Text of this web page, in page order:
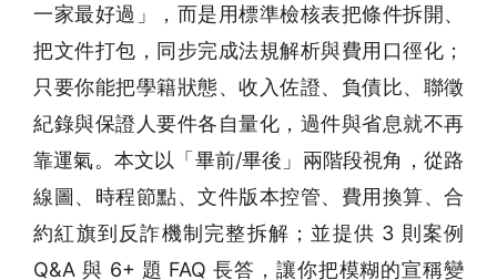
一家最好過」，而是用標準檢核表把條件拆開、
把文件打包，同步完成法規解析與費用口徑化；
只要你能把學籍狀態、收入佐證、負債比、聯徵
紀錄與保證人要件各自量化，過件與省息就不再
靠運氣。本文以「畢前/畢後」兩階段視角，從路
線圖、時程節點、文件版本控管、費用換算、合
約紅旗到反詐機制完整拆解；並提供 3 則案例
Q&A 與 6+ 題 FAQ 長答，讓你把模糊的宣稱變